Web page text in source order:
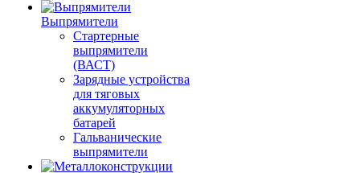
Выпрямители
Стартерные
выпрямители
(ВАСТ)
Зарядные устройства
для тяговых
аккумуляторных
батарей
Гальванические
выпрямители